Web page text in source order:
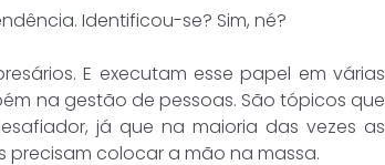
Identificou-se? Sim, né?
E executam esse papel em várias
na gestão de pessoas. São tópicos que
já que na maioria das vezes as
precisam colocar a mão na massa.